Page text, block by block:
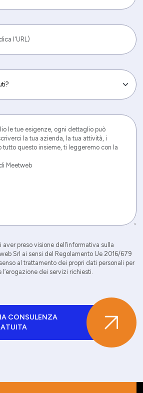
aver preso visione dell’informativa sulla
Srl ai sensi del Regolamento Ue 2016/679
al trattamento dei propri dati personali per
dei servizi richiesti.
CONSULENZA